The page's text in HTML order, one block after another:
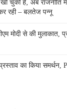
चुकी है, अब राजनीति
रही – बलतेज पन्नू
मोदी से की मुलाकात,
का किया समर्थन,